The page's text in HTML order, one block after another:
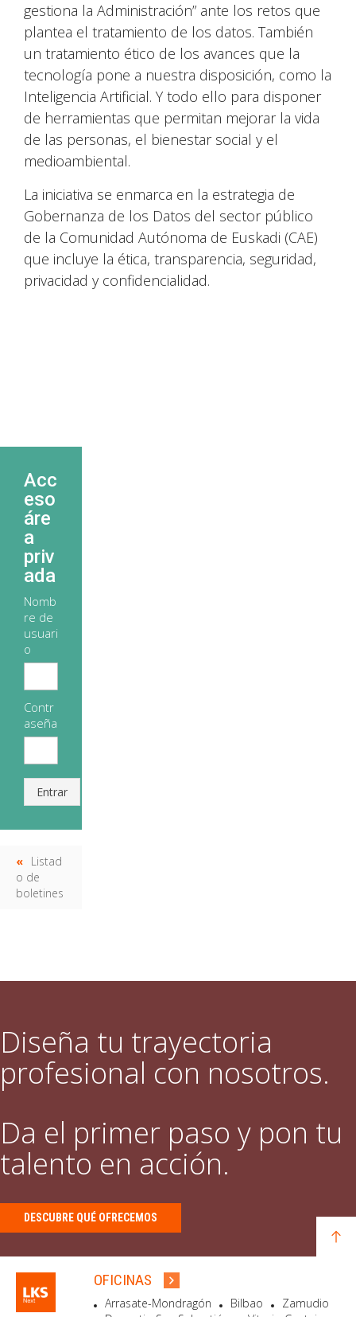
gestiona la Administración” ante los retos que
plantea el tratamiento de los datos. También
un tratamiento ético de los avances que la
tecnología pone a nuestra disposición, como la
Inteligencia Artificial. Y todo ello para disponer
de herramientas que permitan mejorar la vida
de las personas, el bienestar social y el
medioambiental.
La iniciativa se enmarca en la estrategia de
Gobernanza de los Datos del sector público
de la Comunidad Autónoma de Euskadi (CAE)
que incluye la ética, transparencia, seguridad,
privacidad y confidencialidad.
Acc
eso
áre
a
priv
ada
Nomb
re de
usuari
o
Contr
aseña
Entrar
Listad
o de
boletines
Diseña tu trayectoria
profesional con nosotros.
Da el primer paso y pon tu
talento en acción.
DESCUBRE QUÉ OFRECEMOS
OFICINAS
Arrasate-Mondragón Bilbao
Zamudio